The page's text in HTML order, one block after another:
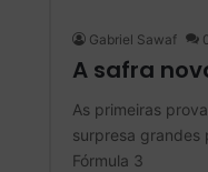
Gabriel Sawaf
A safra
As primeiras
surpresa grandes
Fórmula 3